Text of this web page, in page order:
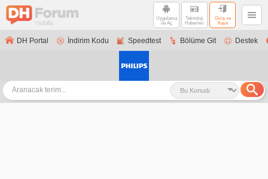
Uygulama
ile Aç
Teknoloji
Haberleri
Giriş ve
Kayıt
DH Portal İndirim Kodu Speedtest Bölüme Git Destek